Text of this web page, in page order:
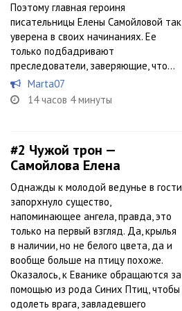
Поэтому главная героиня
писательницы Елены Самойловой так
уверена в своих начинаниях. Ее
только подбадривают
преследователи, заверяющие, что...
Marta07
14 часов 4 минуты
#2 Чужой трон —
Самойлова Елена
Однажды к молодой ведунье в гости
запорхнуло существо,
напоминающее ангела, правда, это
только на первый взгляд. Да, крылья
в наличии, но не белого цвета, да и
вообще больше на птицу похоже.
Оказалось, к Еванике обращаются за
помощью из рода Синих Птиц, чтобы
одолеть врага, завладевшего